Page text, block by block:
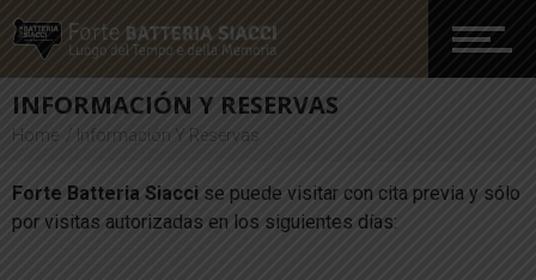
Actividades y eventos
INFORMACIÓN Y RESERVAS
Home Información Y Reservas
Forte Batteria Siacci se puede visitar con cita previa y sólo
por visitas autorizadas en los siguientes días: